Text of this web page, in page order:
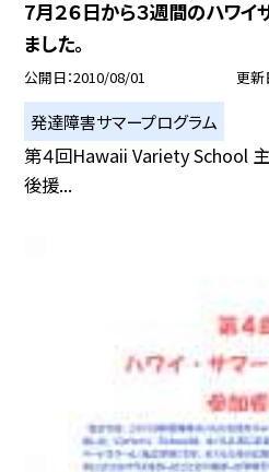
7月２６日から３週間のハワイ
ました。
公開日 2010/08/01 更新
発達障害サマープログラム
第４回Hawaii Variety School 主
後援...